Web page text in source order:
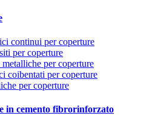
continui per coperture
per coperture
per coperture
coibentati per coperture
per coperture
in cemento fibrorinforzato